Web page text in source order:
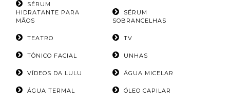
SÉRUM
HIDRATANTE PARA
MÃOS
SÉRUM
SOBRANCELHAS
TEATRO TV
TÔNICO FACIAL UNHAS
VÍDEOS DA LULU ÁGUA MICELAR
ÁGUA TERMAL ÓLEO CAPILAR